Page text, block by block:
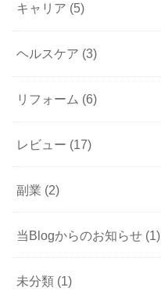
キャリア (5)
ヘルスケア (3)
リフォーム (6)
レビュー (17)
副業 (2)
当Blogからのお知らせ (1)
未分類 (1)